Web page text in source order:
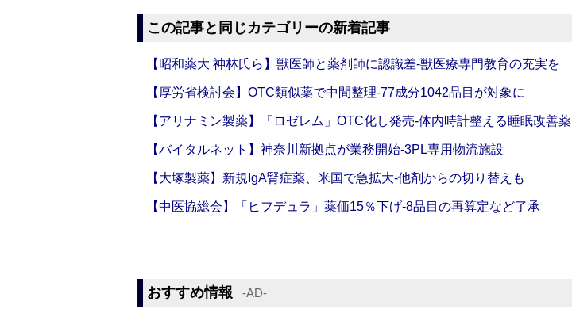
この記事と同じカテゴリーの新着記事
【昭和薬大 神林氏ら】獣医師と薬剤師に認識差‐獣医療専門教育の充実を
【厚労省検討会】OTC類似薬で中間整理‐77成分1042品目が対象に
【アリナミン製薬】「ロゼレム」OTC化し発売‐体内時計整える睡眠改善薬
【バイタルネット】神奈川新拠点が業務開始‐3PL専用物流施設
【大塚製薬】新規IgA腎症薬、米国で急拡大‐他剤からの切り替えも
【中医協総会】「ヒフデュラ」薬価15％下げ‐8品目の再算定など了承
おすすめ情報 ‐AD‐